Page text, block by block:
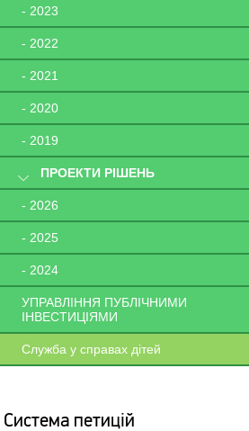
- 2023
- 2022
- 2021
- 2020
- 2019
ПРОЕКТИ РІШЕНЬ
- 2026
- 2025
- 2024
УПРАВЛІННЯ ПУБЛІЧНИМИ
ІНВЕСТИЦІЯМИ
Служба у справах дітей
Система петицій